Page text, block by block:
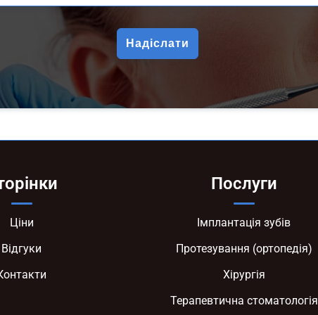
Ціни
Відгуки
Послуги
Імплантація зубів
Протезування (ортопедія)
Хірургія
Терапевтична стоматологія